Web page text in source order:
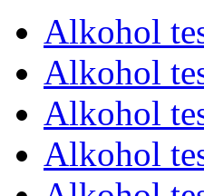
Alkohol
Alkohol
Alkohol
Alkohol